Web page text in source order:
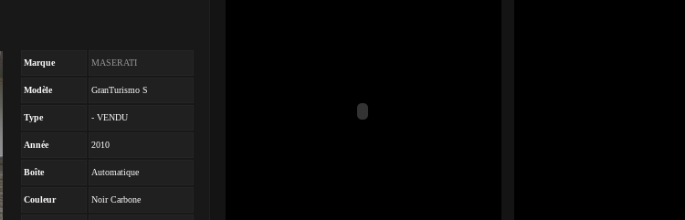
Marque MASERATI
Modèle GranTurismo S
Type - VENDU
Année 2010
Boîte Automatique
Couleur Noir Carbone